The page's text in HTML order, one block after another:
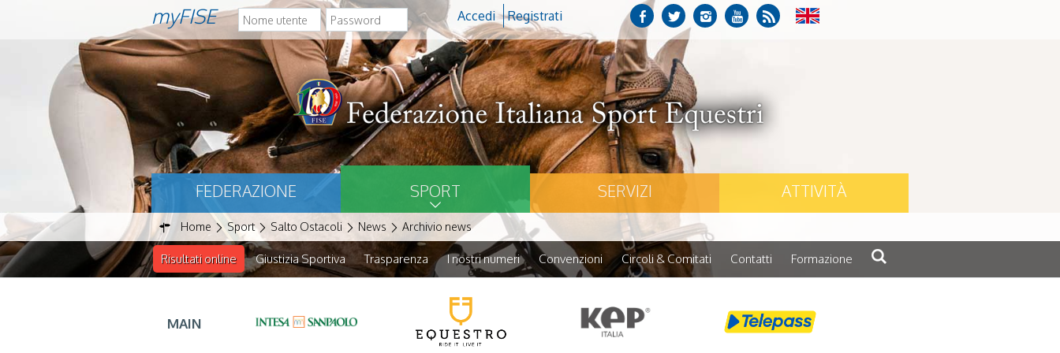
myFISE Accedi Registrati
FEDERAZIONE SPORT SERVIZI ATTIVITÀ
Home Sport Salto Ostacoli News Archivio news
Risultati online Giustizia Sportiva Trasparenza I nostri numeri Convenzioni Circoli & Comitati Contatti Formazione
MAIN